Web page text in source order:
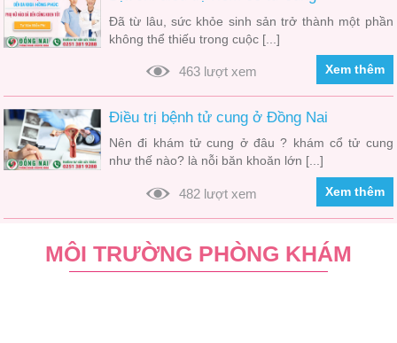
Đã từ lâu, sức khỏe sinh sản trở thành một phần
không thể thiếu trong cuộc [...]
463 lượt xem Xem thêm
Điều trị bệnh tử cung ở Đồng Nai
Nên đi khám tử cung ở đâu ? khám cổ tử cung
như thế nào? là nỗi băn khoăn lớn [...]
482 lượt xem Xem thêm
MÔI TRƯỜNG PHÒNG KHÁM